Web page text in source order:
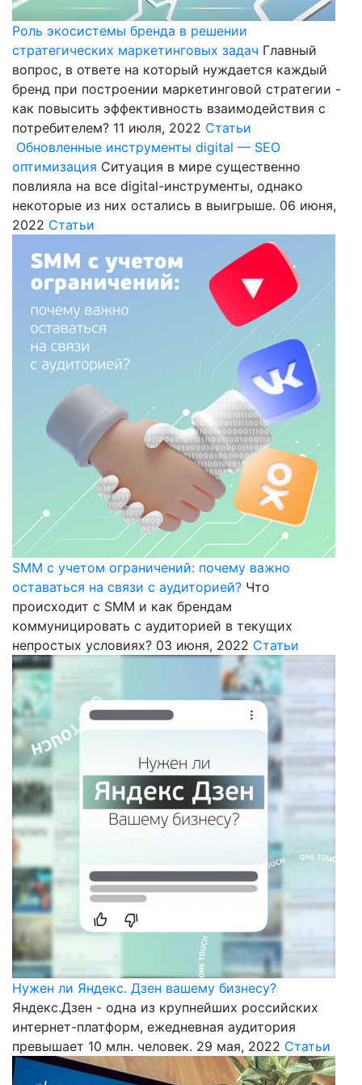
Роль экосистемы бренда в решении
стратегических маркетинговых задач Главный
вопрос, в ответе на который нуждается каждый
бренд при построении маркетинговой стратегии -
как повысить эффективность взаимодействия с
потребителем? 11 июля, 2022 Статьи
Обновленные инструменты digital — SEO
оптимизация Ситуация в мире существенно
повлияла на все digital-инструменты, однако
некоторые из них остались в выигрыше. 06 июня,
2022 Статьи
SMM с учетом ограничений: почему важно
оставаться на связи с аудиторией? Что
происходит с SMM и как брендам
коммуницировать с аудиторией в текущих
непростых условиях? 03 июня, 2022 Статьи
Нужен ли Яндекс. Дзен вашему бизнесу?
Яндекс.Дзен - одна из крупнейших российских
интернет-платформ, ежедневная аудитория
превышает 10 млн. человек. 29 мая, 2022 Статьи